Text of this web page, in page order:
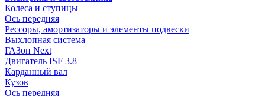
Колеса и ступицы
Ось передняя
Рессоры, амортизаторы и элементы подвески
Выхлопная система
ГАЗон Next
Двигатель ISF 3.8
Карданный вал
Кузов
Ось передняя